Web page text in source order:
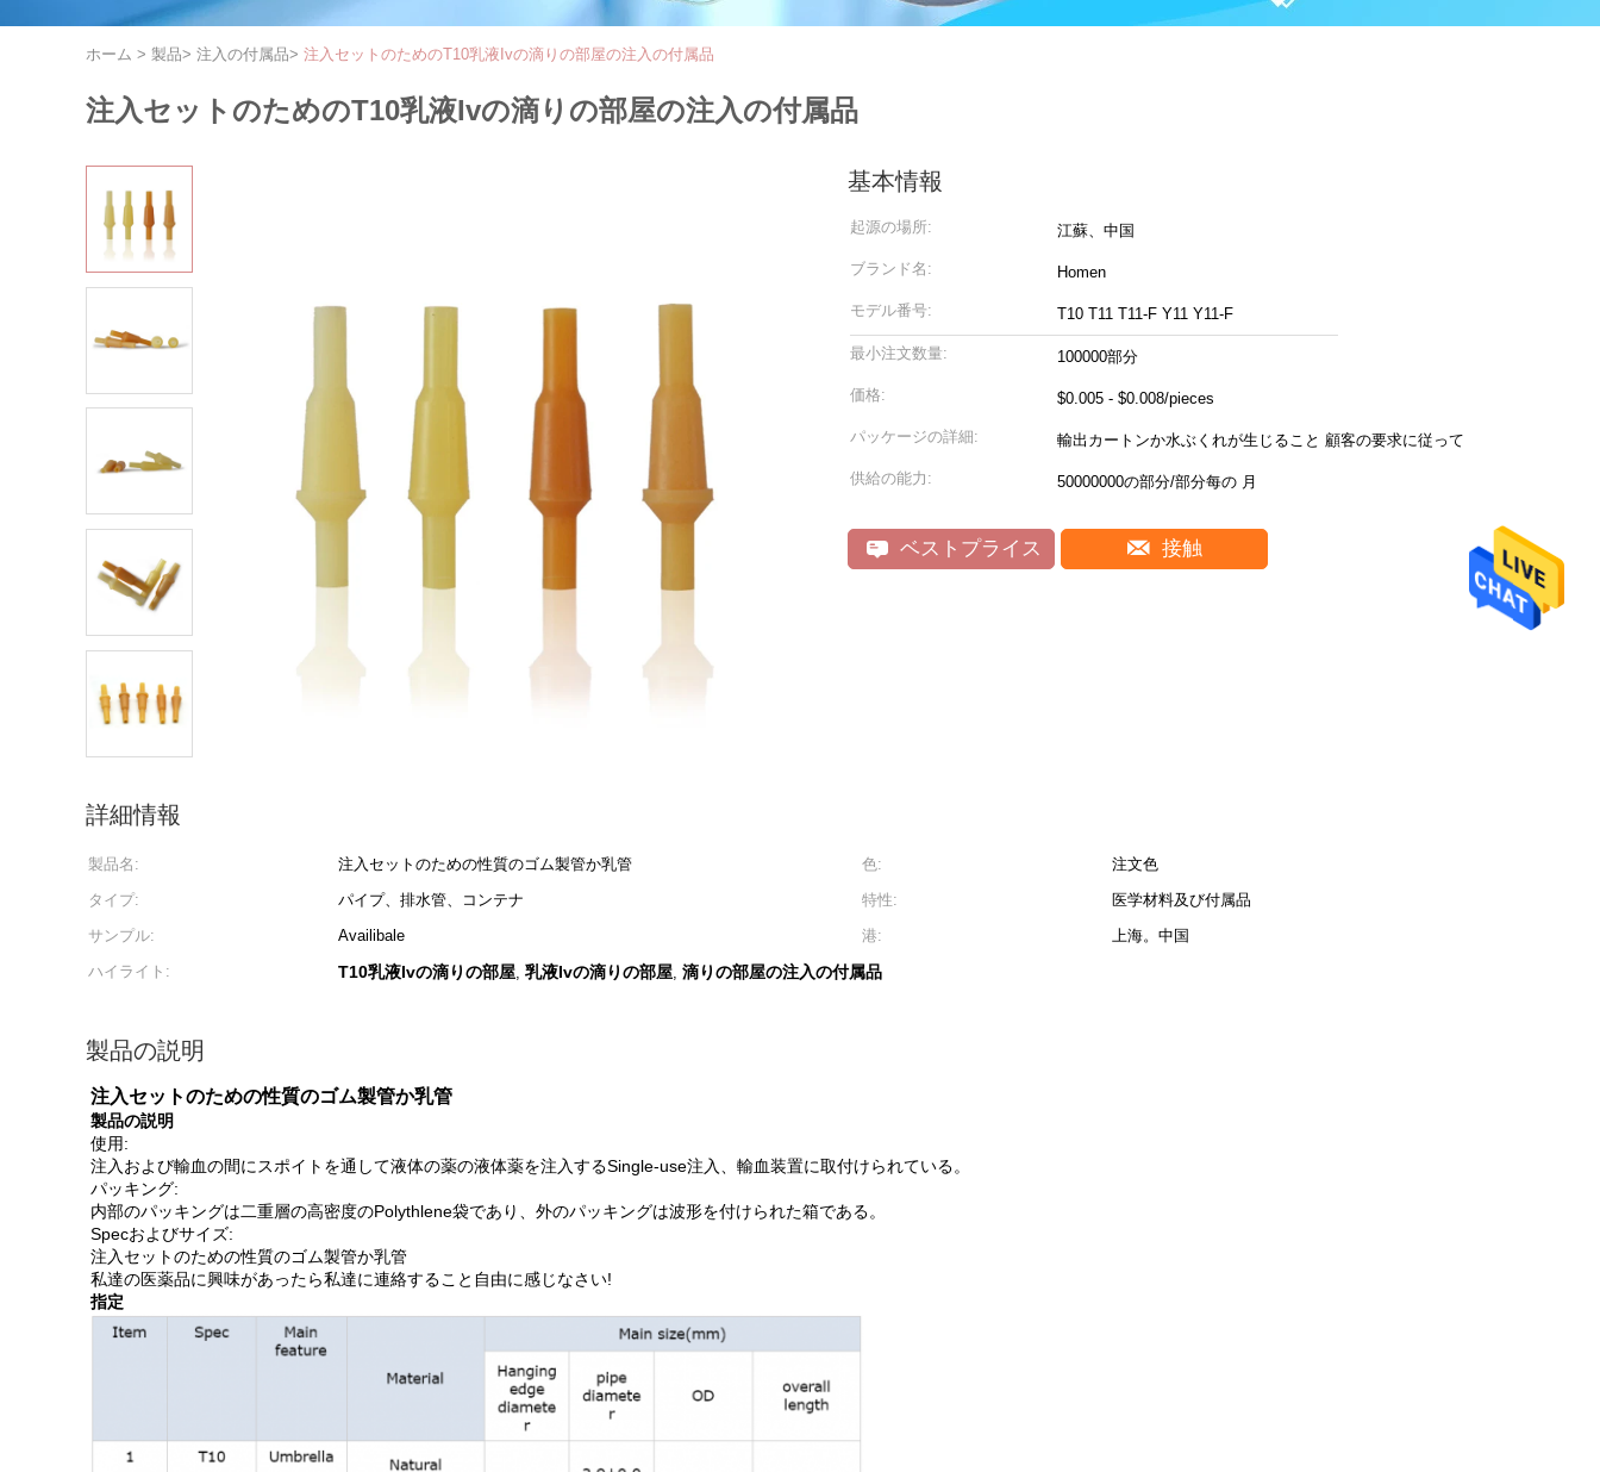
ホーム > 製品> 注入の付属品> 注入セットのためのT10乳液Ivの滴りの部屋の注入の付属品
注入セットのためのT10乳液Ivの滴りの部屋の注入の付属品
基本情報
起源の場所: 江蘇、中国
ブランド名: Homen
モデル番号: T10 T11 T11-F Y11 Y11-F
最小注文数量: 100000部分
価格: $0.005 - $0.008/pieces
パッケージの詳細: 輸出カートンか水ぶくれが生じること 顧客の要求に従って
供給の能力: 50000000の部分/部分每の 月
ベストプライス 接触
詳細情報
製品名: 注入セットのための性質のゴム製管か乳管 色:
注文色
タイプ:
パイプ、排水管、コンテナ 特性:
医学材料及び付属品
サンプル:
Availibale 港:
上海。中国
ハイライト:
T10乳液Ivの滴りの部屋, 乳液Ivの滴りの部屋, 滴りの部屋の注入の付属品
製品の説明
注入セットのための性質のゴム製管か乳管
製品の説明
使用:
注入および輸血の間にスポイトを通して液体の薬の液体薬を注入するSingle-use注入、輸血装置に取付けられている。
パッキング:
内部のパッキングは二重層の高密度のPolythlene袋であり、外のパッキングは波形を付けられた箱である。
Specおよびサイズ:
注入セットのための性質のゴム製管か乳管
私達の医薬品に興味があったら私達に連絡すること自由に感じなさい!
指定